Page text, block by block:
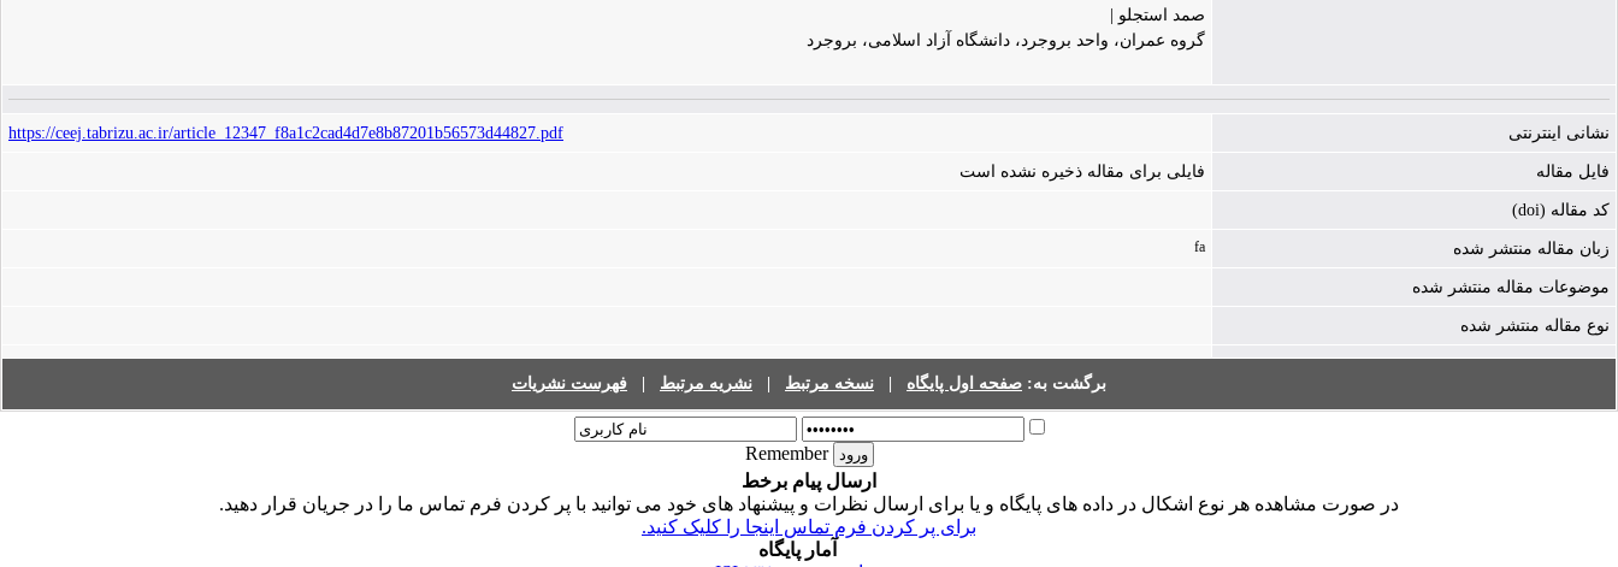
صمد استجلو |
گروه عمران، واحد بروجرد، دانشگاه آزاد اسلامی، بروجرد
نشانی اینترنتی https://ceej.tabrizu.ac.ir/article_12347_f8a1c2cad4d7e8b87201b56573d44827.pdf
فایل مقاله فایلی برای مقاله ذخیره نشده است
کد مقاله (doi)
زبان مقاله منتشر شده fa
موضوعات مقاله منتشر شده
نوع مقاله منتشر شده
برگشت به: صفحه اول پایگاه نسخه مرتبط نشریه مرتبط فهرست نشریات
Remember
ارسال پیام برخط
در صورت مشاهده هر نوع اشکال در داده های پایگاه و یا برای ارسال نظرات و پیشنهاد های خود می توانید با پر کردن فرم تماس ما را در جریان قرار دهید.
برای پر کردن فرم تماس اینجا را کلیک کنید.
آمار پایگاه